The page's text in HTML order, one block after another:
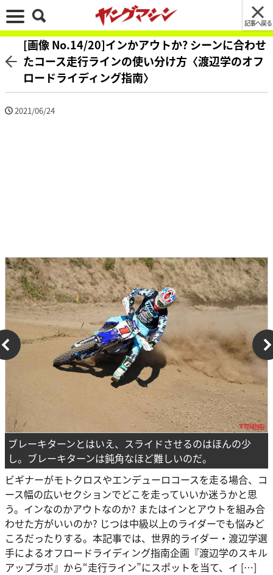
記事へ戻る
[画像 No.14/20]インかアウトか? シーンに合わせ
たコース走行ラインの使い分け方〈渡辺学のオフ
ロードライディング指南〉
2021/06/24
ブレーキターンとはいえ、スライドさせるのはほんの少
し。ブレーキターンは鈍角なほど難しいのだ。
ビギナーがモトクロスやエンデューロコースを走る場合、コ
ース幅の広いセクションでどこを走っていいか迷うかと思
う。インなのかアウトなのか? またはインとアウトを組み合
わせた方がいいのか? じつは中級以上のライダーでも悩みど
ころだったりする。本記事では、世界的ライダー・渡辺学選
手によるオフロードライディング指南企画『渡辺学のスキル
アップラボ』から“走行ライン”にスポットを当て、イ […]